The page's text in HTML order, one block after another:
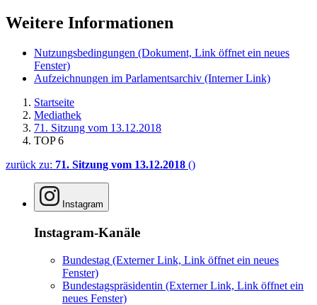
Weitere Informationen
Nutzungsbedingungen (Dokument, Link öffnet ein neues
Fenster)
Aufzeichnungen im Parlamentsarchiv (Interner Link)
Startseite
Mediathek
71. Sitzung vom 13.12.2018
TOP 6
zurück zu: 71. Sitzung vom 13.12.2018 ()
Instagram
Instagram-Kanäle
Bundestag (Externer Link, Link öffnet ein neues
Fenster)
Bundestagspräsidentin (Externer Link, Link öffnet ein
neues Fenster)